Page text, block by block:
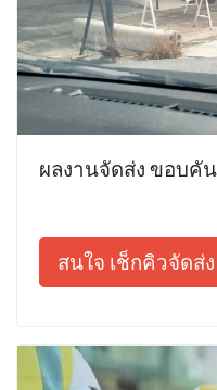
ผลงานจัดส่ง ขอบคั
สนใจ เช็กคิวจัดส่ง